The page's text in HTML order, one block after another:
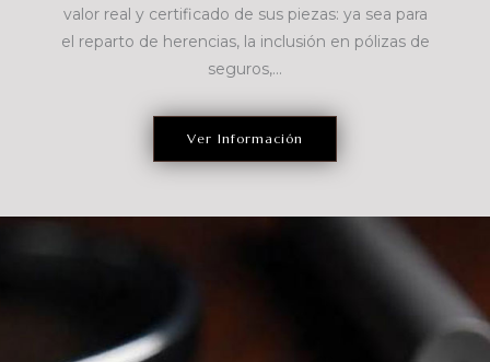
valor real y certificado de sus piezas: ya sea para
el reparto de herencias, la inclusión en pólizas de
seguros,...
Ver Información